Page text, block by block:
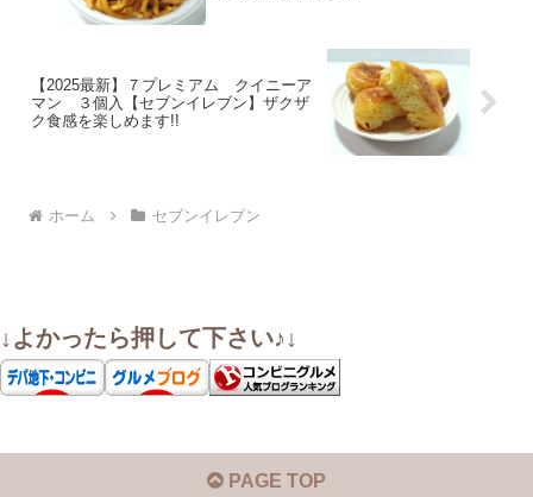
【2025最新】７プレミアム クイニーア
マン ３個入【セブンイレブン】ザクザ
ク食感を楽しめます!!
ホーム セブンイレブン
↓よかったら押して下さい♪↓
PAGE TOP